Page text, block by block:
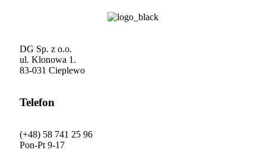
DG Sp. z o.o.
ul. Klonowa 1.
83-031 Cieplewo
Telefon
(+48) 58 741 25 96
Pon-Pt 9-17